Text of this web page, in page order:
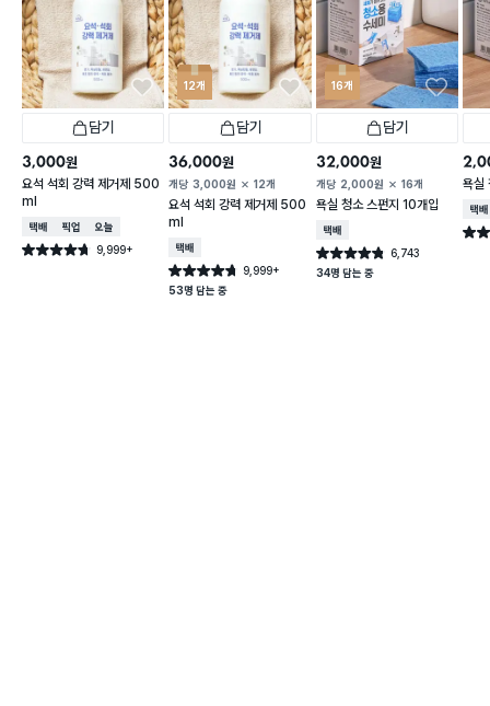
담기
3,000원
요석 석회 강력 제거제 500
ml
택배배송매장픽업오늘배송
별점 4.7점 9,999+
건 작성
12개
담기
36,000원
개당 3,000원 12개
요석 석회 강력 제거제 500
ml
택배배송
별점 4.7점 9,999+
건 작성
53명 담는 중
16개
담기
32,000원
개당 2,000원 16개
욕실 청소 스펀지 10개입
택배배송
별점 4.8점 6,743
건 작성
34명 담는 중
욕실
택배
별점